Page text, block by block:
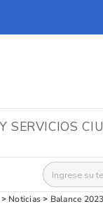
SERVICIOS
Buscar:
> Noticias > Balance 2023